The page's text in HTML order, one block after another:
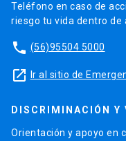
Teléfono en caso de
riesgo tu vida dentro de
phone (56)95504 5000
launch Ir al sitio de
DISCRIMINACIÓN Y
Orientación y apoyo en